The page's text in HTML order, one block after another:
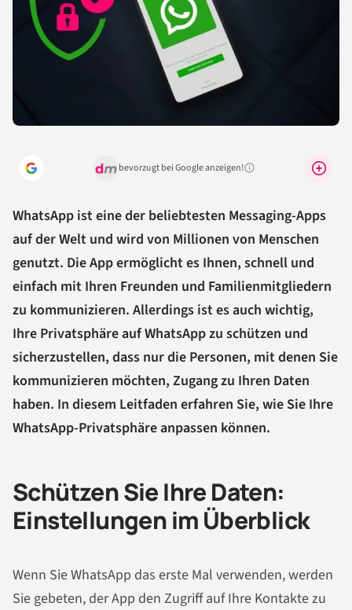
bevorzugt bei Google anzeigen!Warum lohnt sich das?
WhatsApp ist eine der beliebtesten Messaging-Apps
auf der Welt und wird von Millionen von Menschen
genutzt. Die App ermöglicht es Ihnen, schnell und
einfach mit Ihren Freunden und Familienmitgliedern
zu kommunizieren. Allerdings ist es auch wichtig,
Ihre Privatsphäre auf WhatsApp zu schützen und
sicherzustellen, dass nur die Personen, mit denen Sie
kommunizieren möchten, Zugang zu Ihren Daten
haben. In diesem Leitfaden erfahren Sie, wie Sie Ihre
WhatsApp-Privatsphäre anpassen können.
Schützen Sie Ihre Daten:
Einstellungen im Überblick
Wenn Sie WhatsApp das erste Mal verwenden, werden
Sie gebeten, der App den Zugriff auf Ihre Kontakte zu